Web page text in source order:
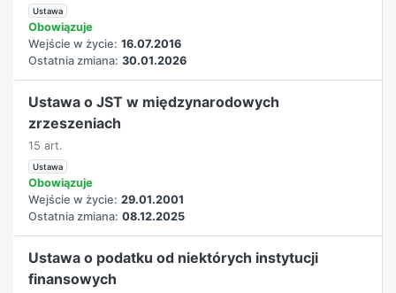
Ustawa
Obowiązuje
Wejście w życie: 16.07.2016
Ostatnia zmiana: 30.01.2026
Ustawa o JST w międzynarodowych
zrzeszeniach
15 art.
Ustawa
Obowiązuje
Wejście w życie: 29.01.2001
Ostatnia zmiana: 08.12.2025
Ustawa o podatku od niektórych instytucji
finansowych